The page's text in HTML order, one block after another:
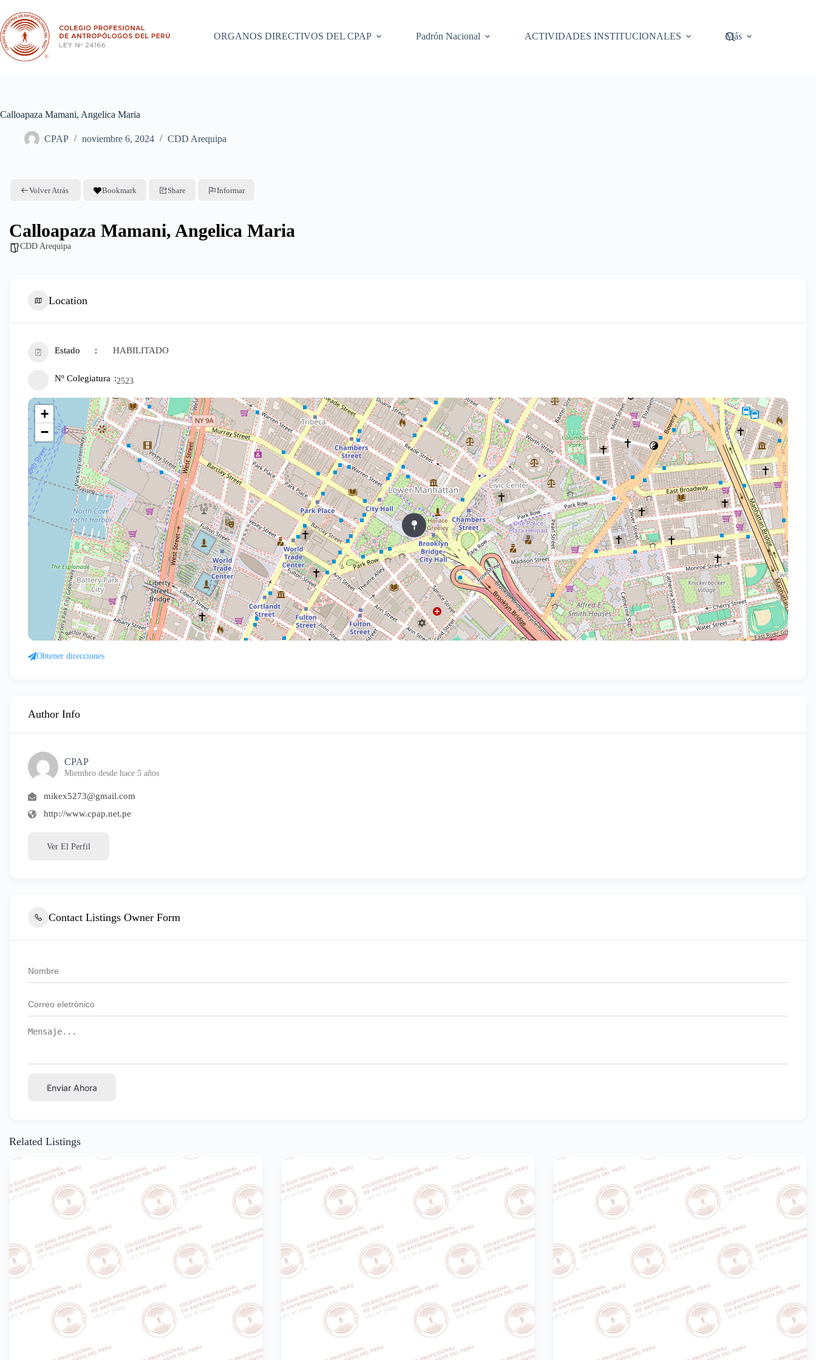
contenido
ORGANOS DIRECTIVOS DEL CPAP
Padrón Nacional ACTIVIDADES INSTITUCIONALES Más
Calloapaza Mamani, Angelica Maria
CPAP noviembre 6, 2024 CDD Arequipa
Volver Atrás Bookmark Share Informar
Calloapaza Mamani, Angelica Maria
CDD Arequipa
Location
Estado HABILITADO
Nº Colegiatura 2523
+
−
Obtener direcciones
Author Info
CPAP
Miembro desde hace 5 años
mikex5273@gmail.com
http://www.cpap.net.pe
Ver El Perfil
Contact Listings Owner Form
Enviar Ahora
Related Listings